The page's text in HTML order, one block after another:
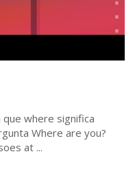
where significa
Where are you?
at ...